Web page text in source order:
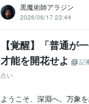
黒魔術師アラジン
2026/06/17 23:44
【覚醒】「普通が
才能を開花せよ
記
占い
ようこそ、深淵へ。万象